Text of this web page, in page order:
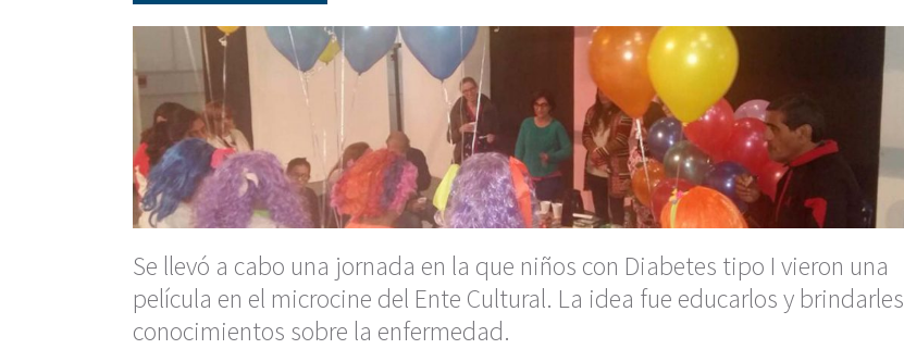
Se llevó a cabo una jornada en la que niños con Diabetes tipo I vieron una
película en el microcine del Ente Cultural. La idea fue educarlos y brindarles
conocimientos sobre la enfermedad.